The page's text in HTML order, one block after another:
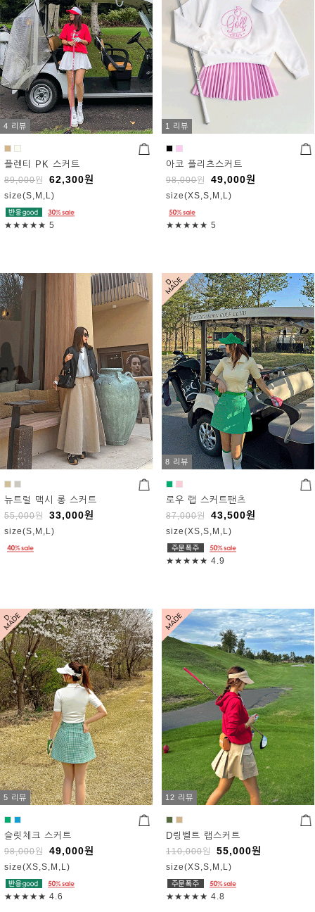
4 리뷰
플렌티 PK 스커트
89,000원 62,300원
size(S,M,L)
★★★★★ 5
1 리뷰
아코 플리츠스커트
98,000원 49,000원
size(XS,S,M,L)
★★★★★ 5
뉴트럴 맥시 롱 스커트
55,000원 33,000원
size(S,M,L)
8 리뷰
로우 랩 스커트팬츠
87,000원 43,500원
size(XS,S,M,L)
★★★★★ 4.9
5 리뷰
슬릿체크 스커트
98,000원 49,000원
size(XS,S,M,L)
★★★★★ 4.6
12 리뷰
D링벨트 랩스커트
110,000원 55,000원
size(XS,S,M,L)
★★★★★ 4.8